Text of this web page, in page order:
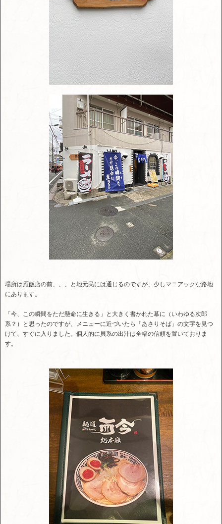
場所は雁飯店の前、、、と地元民には通じるのですが、少しマニアックな路地
にあります。
「今、この瞬間をただ懸命に生きる」と大きく書かれた幕に（いわゆる次郎
系？）と思ったのですが、メニューに近づいたら「あさりそば」の文字を見つ
けて、すぐに入りました。個人的に貝系の出汁は全幅の信頼を置いておりま
す。